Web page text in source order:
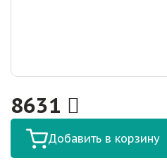
8631
Добавить в корзину